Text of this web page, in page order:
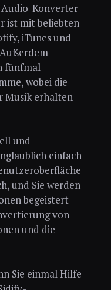
Konverter
ist mit beliebten
iTunes und
fünfmal
wobei die
Musik erhalten
und
einfach
und Sie werden
begeistert
von
und die
Sie einmal Hilfe